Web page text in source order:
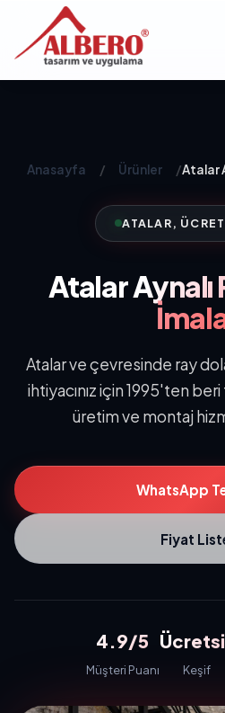
Anasayfa / Ürünler /Atalar
ATALAR,
Atalar
Atalar ve çevresinde ray
ihtiyacınız için 1995'ten
üretim ve montaj
WhatsApp
Fiyat
4.9/5
Müşteri Puanı Keşif